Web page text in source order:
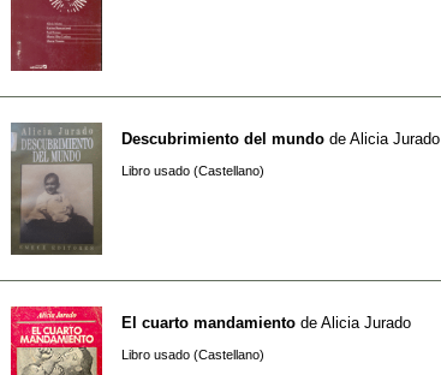
Descubrimiento del mundo de Alicia Jurado
Libro usado (Castellano)
El cuarto mandamiento de Alicia Jurado
Libro usado (Castellano)